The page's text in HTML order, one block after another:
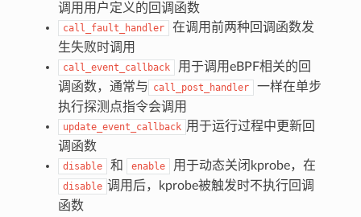
调用用户定义的回调函数
call_fault_handler
在调用前两种回调函数发
生失败时调用
call_event_callback
用于调用eBPF相关的回
调函数，通常与 call_post_handler
一样在单步
执行探测点指令会调用
update_event_callback 用于运行过程中更新回
调函数
disable 和 enable 用于动态关闭kprobe，在
disable 调用后，kprobe被触发时不执行回调
函数